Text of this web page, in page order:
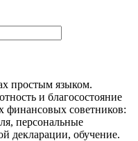
простым языком.
и благосостояние
финансовых советников:
персональные
декларации, обучение.